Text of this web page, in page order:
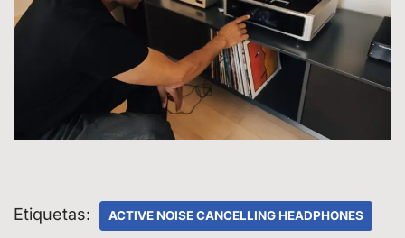
Etiquetas: ACTIVE NOISE CANCELLING HEADPHONES